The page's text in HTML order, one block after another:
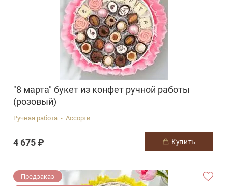
"8 марта" букет из конфет ручной работы
(розовый)
Ручная работа - Ассорти
4 675 ₽ купить
Предзаказ